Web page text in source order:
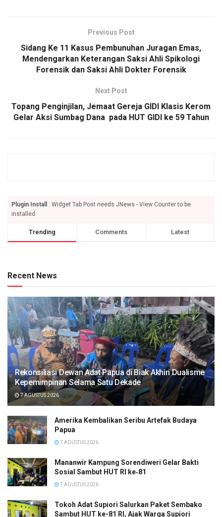
Previous Post
Sidang Ke 11 Kasus Pembunuhan Juragan Emas,
Mendengarkan Keterangan Saksi Ahli Spikologi
Forensik dan Saksi Ahli Dokter Forensik
Next Post
Topang Penginjilan, Jemaat Gereja GIDI Klasis Kerom
Gelar Aksi Sumbag Dana pada HUT GIDI ke 59 Tahun
Plugin Install
: Widget Tab Post needs JNews - View Counter to be
installed
Trending Comments Latest
Recent News
Rekonsiliasi Dewan Adat Papua di Biak Akhiri Dualisme
Kepemimpinan Selama Satu Dekade
7 AGUSTUS 2026
Amerika Kembalikan Seribu Artefak Budaya
Papua
7 AGUSTUS 2026
Mananwir Kampung Sorendiweri Gelar Bakti
Sosial Sambut HUT RI ke‑81
7 AGUSTUS 2026
Tokoh Adat Supiori Salurkan Paket Sembako
Sambut HUT ke-81 RI, Ajak Warga Supiori